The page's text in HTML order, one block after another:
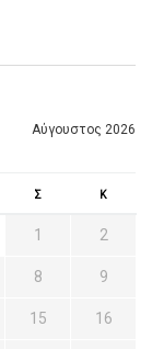
Αύγουστος 2026
Σ Κ
1 2
8 9
15 16